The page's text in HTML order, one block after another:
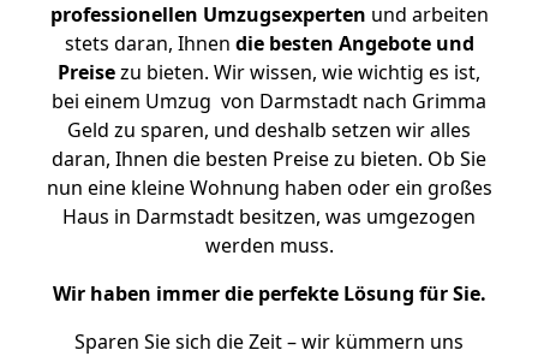
professionellen Umzugsexperten und arbeiten
stets daran, Ihnen die besten Angebote und
Preisezu bieten. Wir wissen, wie wichtig es ist,
bei einem Umzug von Darmstadt nach Grimma
Geld zu sparen, und deshalb setzen wir alles
daran, Ihnen die besten Preise zu bieten. Ob Sie
nun eine kleine Wohnung haben oder ein großes
Haus in Darmstadt besitzen, was umgezogen
werden muss.
Wir haben immer die perfekte Lösung für Sie.
Sparen Sie sich die Zeit – wir kümmern uns